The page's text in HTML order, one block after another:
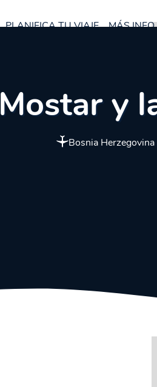
PLANIFICA TU VIAJE MÁS INFO
Mostar y
Bosnia Herzegovina